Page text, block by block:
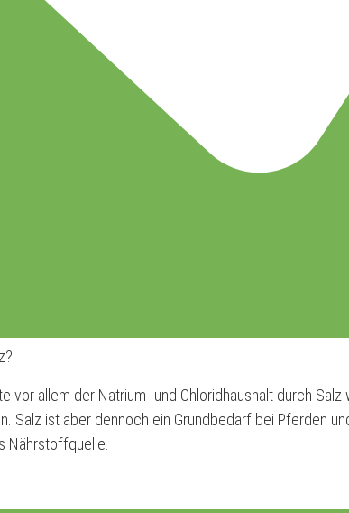
vor allem der Natrium- und Chloridhaushalt durch
Salz ist aber dennoch ein Grundbedarf bei Pferden
Nährstoffquelle.